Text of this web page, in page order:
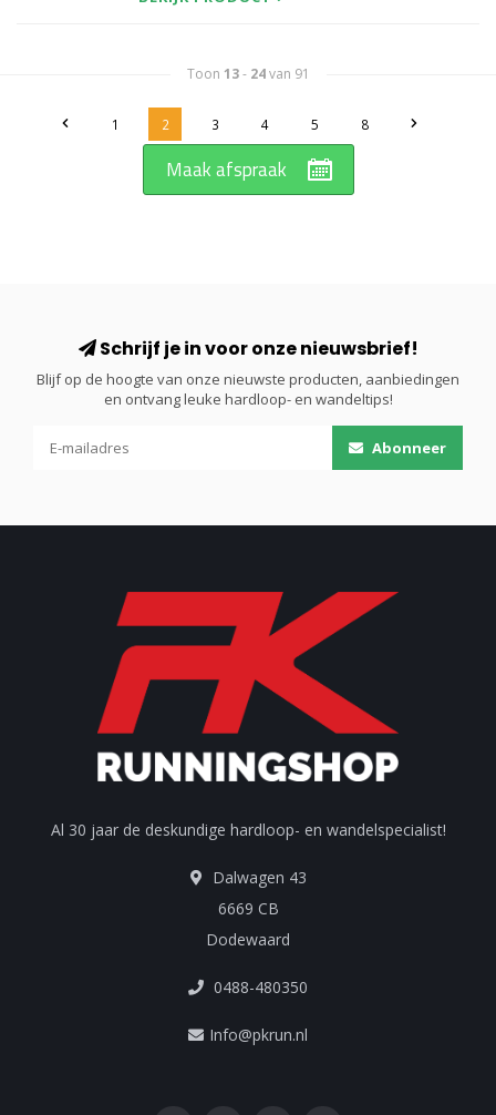
Toon 13- 24van 91
1 2 3 4 5 8
Maak afspraak
Schrijf je in voor onze nieuwsbrief!
Blijf op de hoogte van onze nieuwste producten, aanbiedingen
en ontvang leuke hardloop- en wandeltips!
Abonneer
Al 30 jaar de deskundige hardloop- en wandelspecialist!
Dalwagen 43
6669 CB
Dodewaard
0488-480350
Info@pkrun.nl